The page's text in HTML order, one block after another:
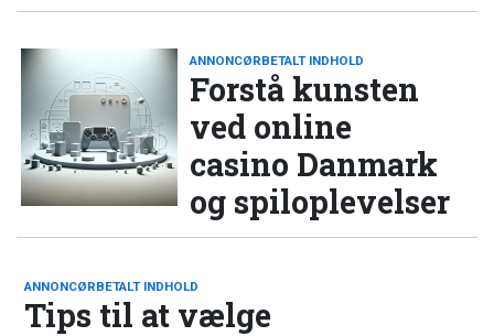
ANNONCØRBETALT INDHOLD
Forstå kunsten
ved online
casino Danmark
og spiloplevelser
ANNONCØRBETALT INDHOLD
Tips til at vælge